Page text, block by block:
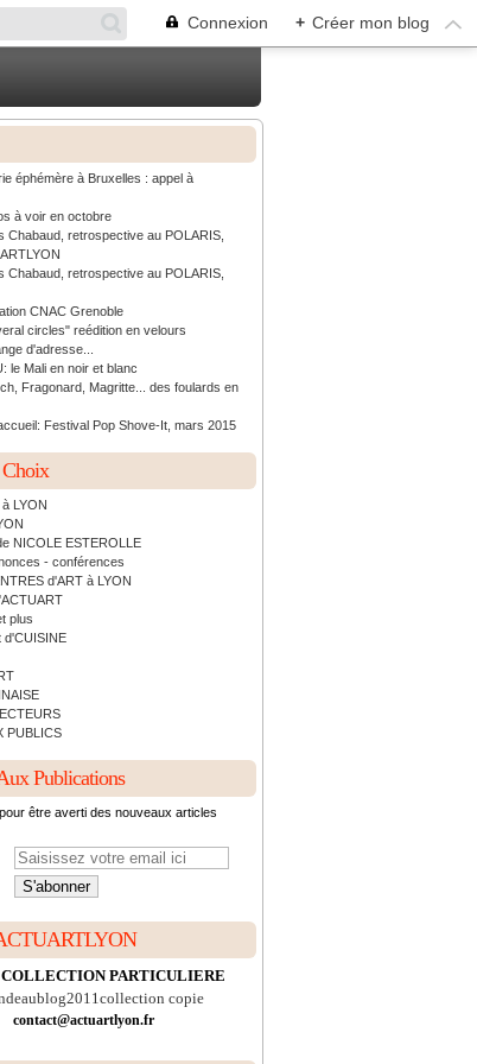
Connexion + Créer mon blog
éphémère à Bruxelles : appel à
à voir en octobre
Chabaud, retrospective au POLARIS,
Chabaud, retrospective au POLARIS,
CNAC Grenoble
circles" reédition en velours
d'adresse...
le Mali en noir et blanc
Fragonard, Magritte... des foulards en
Festival Pop Shove-It, mars 2015
LYON
NICOLE ESTEROLLE
- conférences
d'ART à LYON
plus
d'CUISINE
PUBLICS
Publications
être averti des nouveaux articles
PARTICULIERE
contact@actuartlyon.fr